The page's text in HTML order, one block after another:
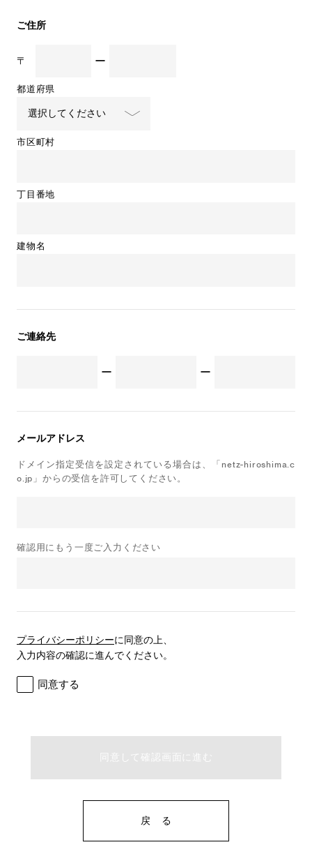
ご住所
〒 ー
都道府県
市区町村
丁目番地
建物名
ご連絡先
ー ー
メールアドレス
ドメイン指定受信を設定されている場合は、「netz-hiroshima.c
o.jp」 からの受信を許可してください。
確認用にもう一度ご入力ください
プライバシーポリシーに同意の上、
入力内容の確認に進んでください。
同意する